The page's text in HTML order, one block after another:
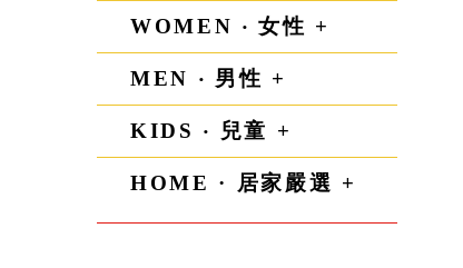
WOMEN ‧ 女性 +
MEN ‧ 男性 +
KIDS ‧ 兒童 +
HOME · 居家嚴選 +